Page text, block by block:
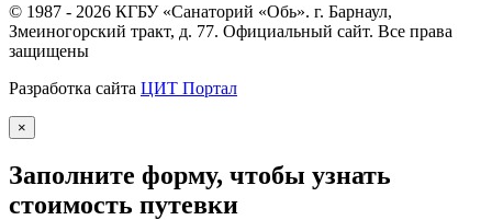
© 1987 - 2026 КГБУ «Санаторий «Обь». г. Барнаул,
Змеиногорский тракт, д. 77. Официальный сайт. Все права
защищены
Разработка сайта ЦИТ Портал
×
Заполните форму, чтобы узнать
стоимость путевки